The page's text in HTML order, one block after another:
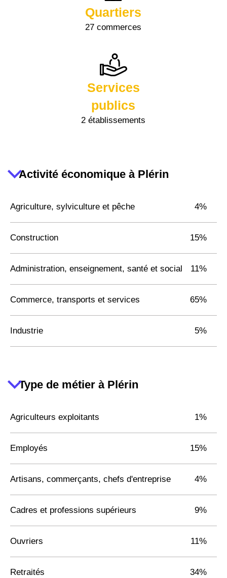
Quartiers
27 commerces
Services
publics
2 établissements
Activité économique à Plérin
Agriculture, sylviculture et pêche 4%
Construction 15%
Administration, enseignement, santé et social 11%
Commerce, transports et services 65%
Industrie 5%
Type de métier à Plérin
Agriculteurs exploitants 1%
Employés 15%
Artisans, commerçants, chefs d'entreprise 4%
Cadres et professions supérieurs 9%
Ouvriers 11%
Retraités 34%